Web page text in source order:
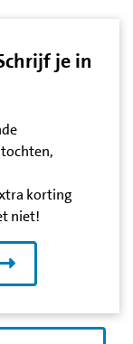
je in
korting
niet!